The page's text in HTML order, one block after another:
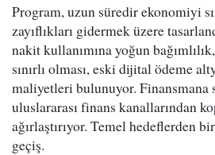
Program, uzun süredir ekonomiyi
zayıflıkları gidermek üzere
nakit kullanımına yoğun
sınırlı olması, eski dijital ödeme
maliyetleri bulunuyor. Finansmana
uluslararası finans kanallarından
ağırlaştırıyor. Temel hedeflerden
geçiş.